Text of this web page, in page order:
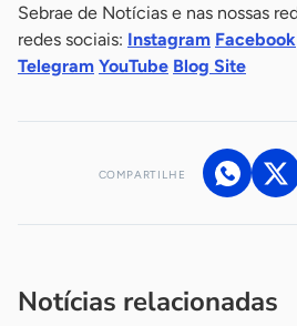
Sebrae de Notícias e nas nossas
redes sociais: Instagram Facebook
Telegram YouTube Blog Site
COMPARTILHE
Notícias relacionadas